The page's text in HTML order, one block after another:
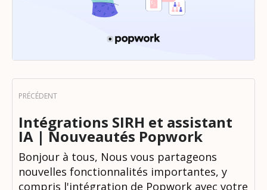
Intégrations SIRH et assistant
IA | Nouveautés Popwork
Bonjour à tous, Nous vous partageons
nouvelles fonctionnalités importantes, y
compris l'intégration de Popwork avec votre